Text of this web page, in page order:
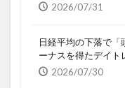
2026/07/31
日経平均の下落で
ーナスを得たデイト
2026/07/30